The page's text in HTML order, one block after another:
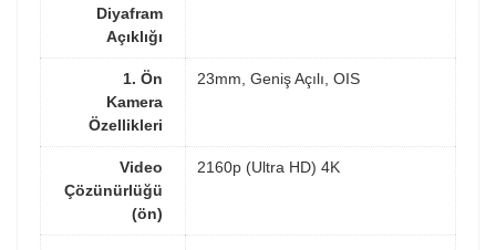
Diyafram
Açıklığı
1. Ön
Kamera
Özellikleri
23mm, Geniş Açılı, OIS
Video
Çözünürlüğü
(ön)
2160p (Ultra HD) 4K